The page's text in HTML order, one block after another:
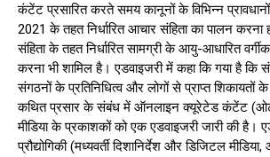
कंटेंट प्रसारित करते समय कानूनों के विभिन्न
2021 के तहत निर्धारित आचार संहिता का पालन करना
संहिता के तहत निर्धारित सामग्री के आयु-आधारित
करना भी शामिल है। एडवाइजरी में कहा कि गया है कि
संगठनों के प्रतिनिधित्व और लोगों से प्राप्त शिकायतों
कथित प्रसार के संबंध में ऑनलाइन क्यूरेटेड कंटेंट
मीडिया के प्रकाशकों को एक एडवाइजरी जारी की है।
प्रौद्योगिकी (मध्यवर्ती दिशानिर्देश और डिजिटल